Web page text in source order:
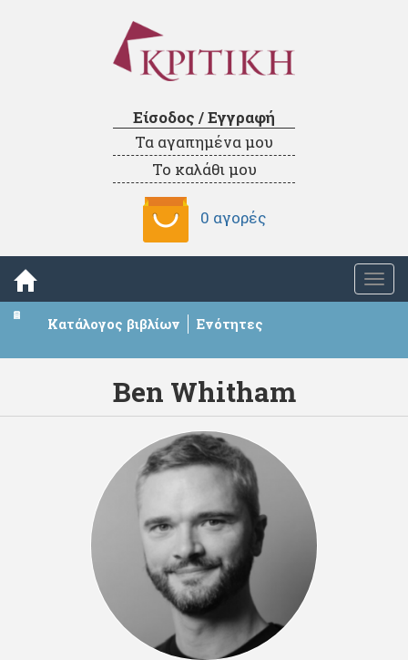
Είσοδος / Εγγραφή
Τα αγαπημένα μου
Το καλάθι μου
0 αγορές
Κατάλογος βιβλίων Ενότητες
Ben Whitham